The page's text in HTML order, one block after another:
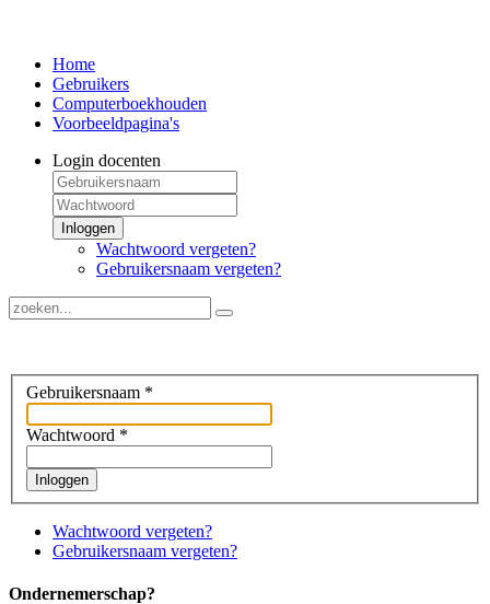
Home
Gebruikers
Computerboekhouden
Voorbeeldpagina's
Login docenten
Inloggen
Wachtwoord vergeten?
Gebruikersnaam vergeten?
Gebruikersnaam *
Wachtwoord *
Inloggen
Wachtwoord vergeten?
Gebruikersnaam vergeten?
Ondernemerschap?